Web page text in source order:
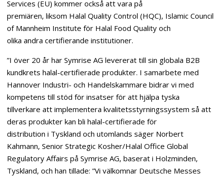
Services (EU) kommer också att vara på
premiären, liksom Halal Quality Control (HQC), Islamic Council
of Mannheim Institute för Halal Food Quality och
olika andra certifierande institutioner.
”I över 20 år har Symrise AG levererat till sin globala B2B
kundkrets halal-certifierade produkter. I samarbete med
Hannover Industri- och Handelskammare bidrar vi med
kompetens till stöd för insatser för att hjälpa tyska
tillverkare att implementera kvalitetsstyrningssystem så att
deras produkter kan bli halal-certifierade för
distribution i Tyskland och utomlands säger Norbert
Kahmann, Senior Strategic Kosher/Halal Office Global
Regulatory Affairs på Symrise AG, baserat i Holzminden,
Tyskland, och han tillade: ”Vi välkomnar Deutsche Messes